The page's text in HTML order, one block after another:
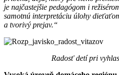
je najčastejšie pedagógom i
samotnú interpretáciu úlohy
a tvorivý prejav.“
Radosť detí pri